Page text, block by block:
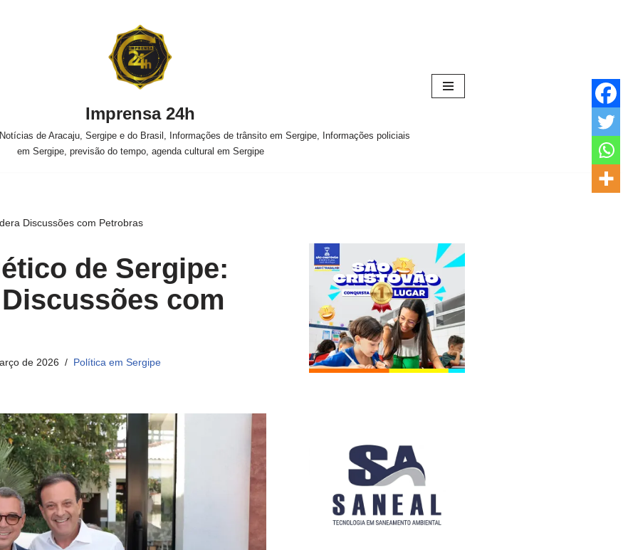
Imprensa 24h
de Aracaju, Sergipe e do Brasil, Informações de trânsito em Sergipe, Informações policiais
em Sergipe, previsão do tempo, agenda cultural em Sergipe
Discussões com Petrobras
de Sergipe:
com
de 2026 Política em Sergipe